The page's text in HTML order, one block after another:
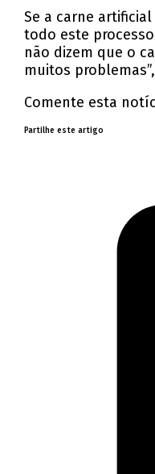
Se a carne
todo este
não dizem que o
muitos
Comente esta
Partilhe este artigo